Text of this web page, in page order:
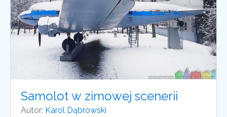
Samolot w zimowej scenerii
Autor: Karol Dąbrowski